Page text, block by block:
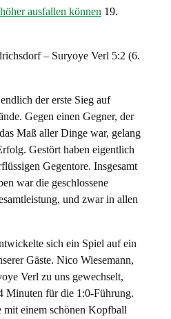
ausfallen können 19.
– Suryoye Verl 5:2 (6.
der erste Sieg auf
Gegen einen Gegner, der
Maß aller Dinge war, gelang
Gestört haben eigentlich
Gegentore. Insgesamt
war die geschlossene
und zwar in allen
sich ein Spiel auf ein
Gäste. Nico Wiesemann,
Verl zu uns gewechselt,
Minuten für die 1:0-Führung.
einem schönen Kopfball